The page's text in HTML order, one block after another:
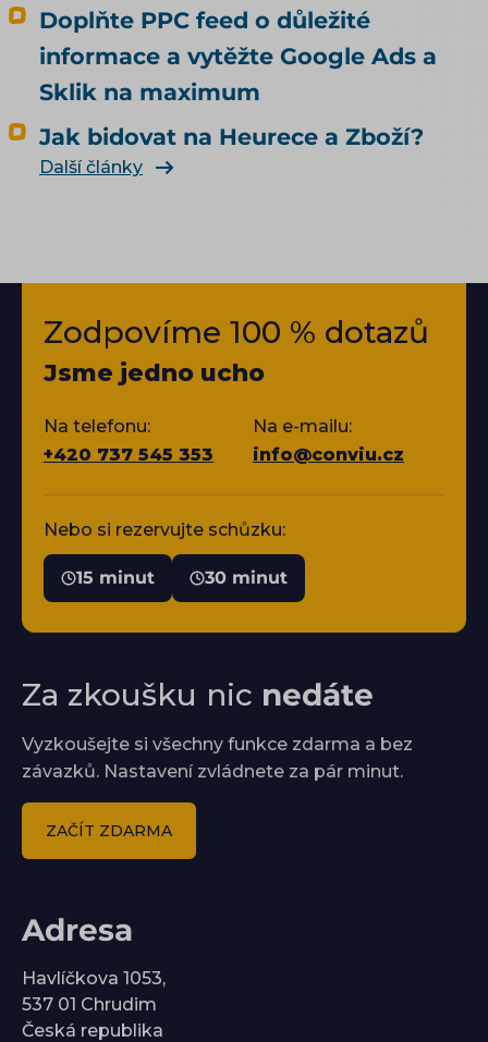
Doplňte PPC feed o důležité
informace a vytěžte Google Ads a
Sklik na maximum
Jak bidovat na Heurece a Zboží?
Další články
Zodpovíme 100 % dotazů
Jsme jedno ucho
Na telefonu:
+420 737 545 353
Na e-mailu:
info@conviu.cz
Nebo si rezervujte schůzku:
15 minut 30 minut
Za zkoušku nic nedáte
Vyzkoušejte si všechny funkce zdarma a bez
závazků. Nastavení zvládnete za pár minut.
ZAČÍT ZDARMA
Adresa
Havlíčkova 1053,
537 01 Chrudim
Česká republika